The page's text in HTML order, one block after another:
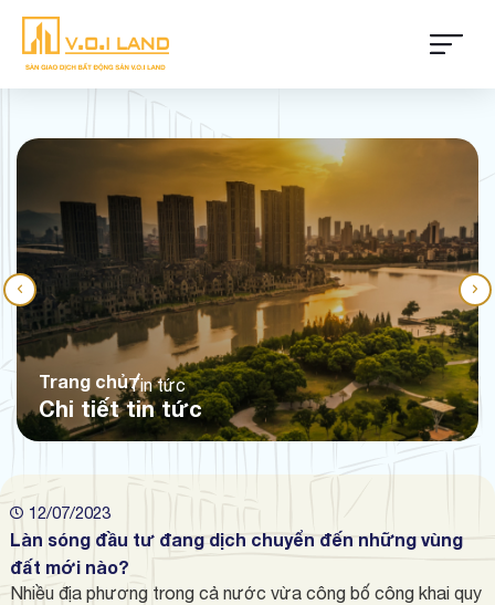
Trang chủTin tức
Chi tiết tin tức
12/07/2023
Làn sóng đầu tư đang dịch chuyển đến những vùng
đất mới nào?
Nhiều địa phương trong cả nước vừa công bố công khai quy